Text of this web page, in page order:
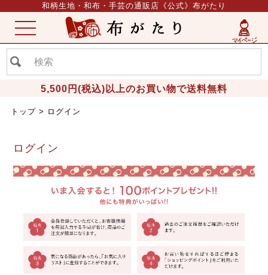
和柄生地・和布・手芸の通販店《公式》布がたり
5,500円(税込)以上のお買い物で送料無料
ME
NU
トップ ログイン
ログイン